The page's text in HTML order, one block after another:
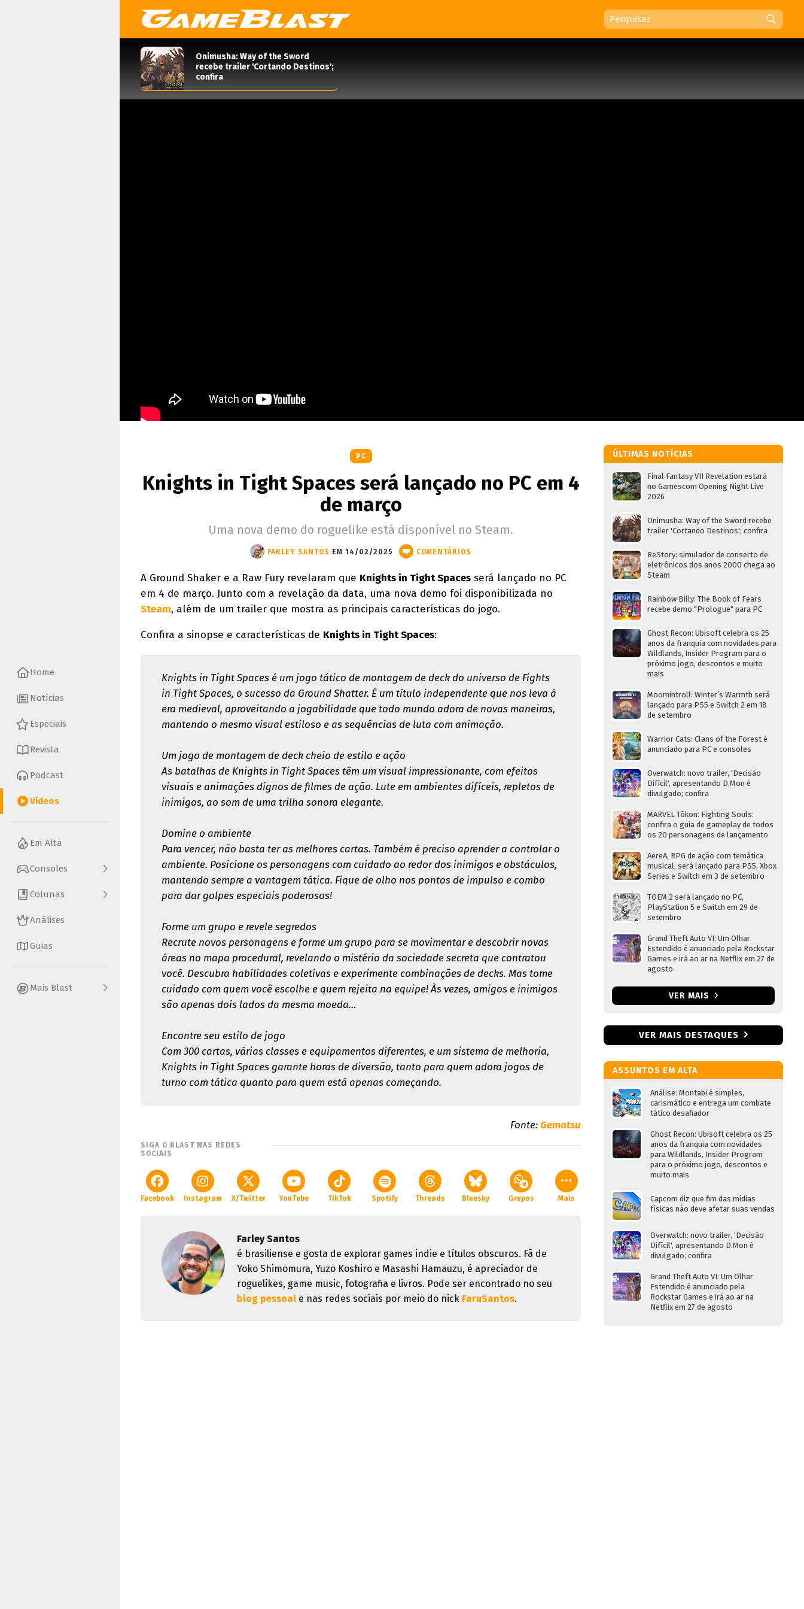
Home
Notícias
Especiais
Revista
Podcast
Vídeos
Em Alta
Consoles
Colunas
Análises
Guias
Mais Blast
Onimusha: Way of the Sword
recebe trailer 'Cortando Destinos';
confira
PC
Knights in Tight Spaces será lançado no PC em 4
de março
Uma nova demo do roguelike está disponível no Steam.
FARLEY SANTOS EM 14/02/2025 COMENTÁRIOS
A Ground Shaker e a Raw Fury revelaram que Knights in Tight Spaces será lançado no PC
em 4 de março. Junto com a revelação da data, uma nova demo foi disponibilizada no
Steam, além de um trailer que mostra as principais características do jogo.
Confira a sinopse e características de Knights in Tight Spaces:
Knights in Tight Spaces é um jogo tático de montagem de deck do universo de Fights
in Tight Spaces, o sucesso da Ground Shatter. É um título independente que nos leva à
era medieval, aproveitando a jogabilidade que todo mundo adora de novas maneiras,
mantendo o mesmo visual estiloso e as sequências de luta com animação.
Um jogo de montagem de deck cheio de estilo e ação
As batalhas de Knights in Tight Spaces têm um visual impressionante, com efeitos
visuais e animações dignos de filmes de ação. Lute em ambientes difíceis, repletos de
inimigos, ao som de uma trilha sonora elegante.
Domine o ambiente
Para vencer, não basta ter as melhores cartas. Também é preciso aprender a controlar o
ambiente. Posicione os personagens com cuidado ao redor dos inimigos e obstáculos,
mantendo sempre a vantagem tática. Fique de olho nos pontos de impulso e combo
para dar golpes especiais poderosos!
Forme um grupo e revele segredos
Recrute novos personagens e forme um grupo para se movimentar e descobrir novas
áreas no mapa procedural, revelando o mistério da sociedade secreta que contratou
você. Descubra habilidades coletivas e experimente combinações de decks. Mas tome
cuidado com quem você escolhe e quem rejeita na equipe! Às vezes, amigos e inimigos
são apenas dois lados da mesma moeda…
Encontre seu estilo de jogo
Com 300 cartas, várias classes e equipamentos diferentes, e um sistema de melhoria,
Knights in Tight Spaces garante horas de diversão, tanto para quem adora jogos de
turno com tática quanto para quem está apenas começando.
Fonte:Gematsu
SIGA O BLAST NAS REDES
SOCIAIS
Facebook Instagram X/Twitter YouTube TikTok Spotify Threads Bluesky Grupos Mais
Farley Santos
é brasiliense e gosta de explorar games indie e títulos obscuros. Fã de
Yoko Shimomura, Yuzo Koshiro e Masashi Hamauzu, é apreciador de
roguelikes, game music, fotografia e livros. Pode ser encontrado no seu
blog pessoal e nas redes sociais por meio do nick FaruSantos.
ÚLTIMAS NOTÍCIAS
Final Fantasy VII Revelation estará
no Gamescom Opening Night Live
2026
Onimusha: Way of the Sword recebe
trailer 'Cortando Destinos'; confira
ReStory: simulador de conserto de
eletrônicos dos anos 2000 chega ao
Steam
Rainbow Billy: The Book of Fears
recebe demo "Prologue" para PC
Ghost Recon: Ubisoft celebra os 25
anos da franquia com novidades para
Wildlands, Insider Program para o
próximo jogo, descontos e muito
mais
Moomintroll: Winter’s Warmth será
lançado para PS5 e Switch 2 em 18
de setembro
Warrior Cats: Clans of the Forest é
anunciado para PC e consoles
Overwatch: novo trailer, 'Decisão
Difícil', apresentando D.Mon é
divulgado; confira
MARVEL Tōkon: Fighting Souls:
confira o guia de gameplay de todos
os 20 personagens de lançamento
AereA, RPG de ação com temática
musical, será lançado para PS5, Xbox
Series e Switch em 3 de setembro
TOEM 2 será lançado no PC,
PlayStation 5 e Switch em 29 de
setembro
Grand Theft Auto VI: Um Olhar
Estendido é anunciado pela Rockstar
Games e irá ao ar na Netflix em 27 de
agosto
VER MAIS
VER MAIS DESTAQUES
ASSUNTOS EM ALTA
Análise: Montabi é simples,
carismático e entrega um combate
tático desafiador
Ghost Recon: Ubisoft celebra os 25
anos da franquia com novidades
para Wildlands, Insider Program
para o próximo jogo, descontos e
muito mais
Capcom diz que fim das mídias
físicas não deve afetar suas vendas
Overwatch: novo trailer, 'Decisão
Difícil', apresentando D.Mon é
divulgado; confira
Grand Theft Auto VI: Um Olhar
Estendido é anunciado pela
Rockstar Games e irá ao ar na
Netflix em 27 de agosto